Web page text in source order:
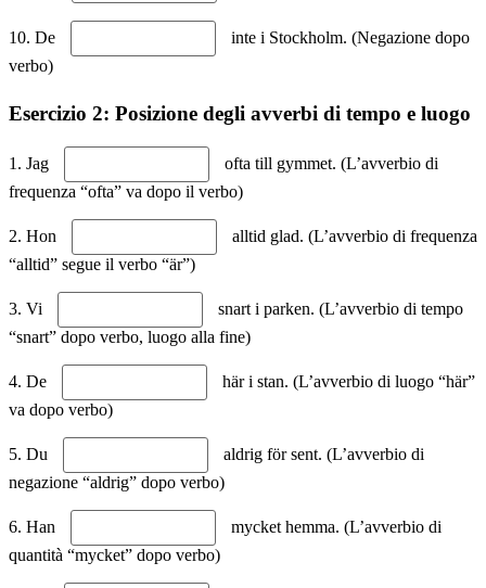
10. De
inte i Stockholm. (Negazione dopo
verbo)
Esercizio 2: Posizione degli avverbi di tempo e luogo
1. Jag
ofta till gymmet. (L’avverbio di
frequenza “ofta” va dopo il verbo)
2. Hon
alltid glad. (L’avverbio di frequenza
“alltid” segue il verbo “är”)
3. Vi
snart i parken. (L’avverbio di tempo
“snart” dopo verbo, luogo alla fine)
4. De
här i stan. (L’avverbio di luogo “här”
va dopo verbo)
5. Du
aldrig för sent. (L’avverbio di
negazione “aldrig” dopo verbo)
6. Han
mycket hemma. (L’avverbio di
quantità “mycket” dopo verbo)